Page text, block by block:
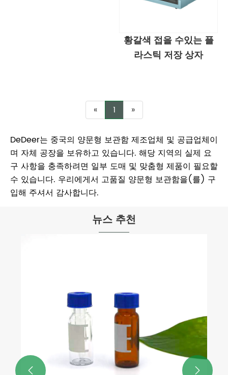
황갈색 접을 수있는 플
라스틱 저장 상자
« 1 »
DeDeer는 중국의 양문형 보관함 제조업체 및 공급업체이
며 자체 공장을 보유하고 있습니다. 해당 지역의 실제 요
구 사항을 충족하려면 일부 도매 및 맞춤형 제품이 필요할
수 있습니다. 우리에게서 고품질 양문형 보관함을(를) 구
입해 주셔서 감사합니다.
뉴스 추천
 